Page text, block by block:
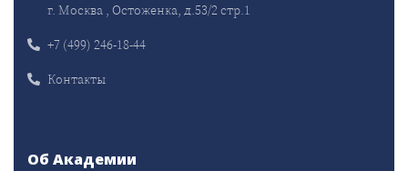
г. Москва , Остоженка, д.53/2 стр.1
+7 (499) 246-18-44
Контакты
Об Академии